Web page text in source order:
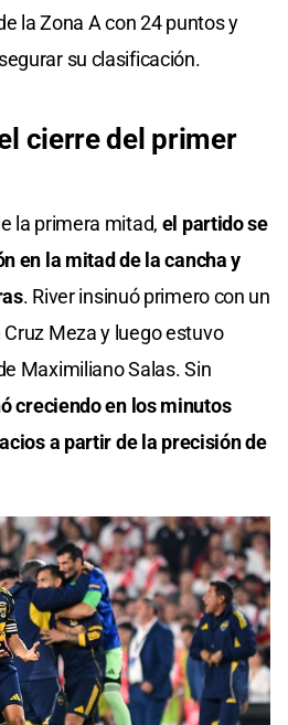
la Zona A con 24 puntos y
su clasificación.
cierre del primer
la primera mitad, el partido se
en la mitad de la cancha y
. River insinuó primero con un
Meza y luego estuvo
Maximiliano Salas. Sin
creciendo en los minutos
a partir de la precisión de